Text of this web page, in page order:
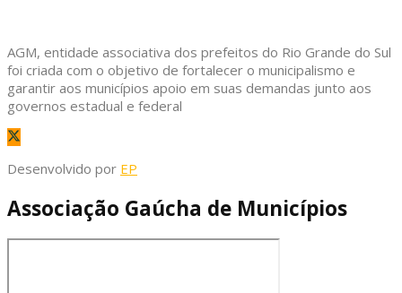
AGM, entidade associativa dos prefeitos do Rio Grande do Sul
foi criada com o objetivo de fortalecer o municipalismo e
garantir aos municípios apoio em suas demandas junto aos
governos estadual e federal
Desenvolvido por EP
Associação Gaúcha de Municípios